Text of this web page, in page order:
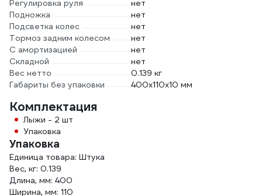
Регулировка руля
нет
Подножка
нет
Подсветка колес
нет
Тормоз задним колесом
нет
С амортизацией
нет
Складной
нет
Вес нетто
0.139 кг
Габариты без упаковки
400x110x10 мм
Комплектация
Лыжи - 2 шт
Упаковка
Упаковка
Единица товара: Штука
Вес, кг: 0.139
Длина, мм: 400
Ширина, мм: 110